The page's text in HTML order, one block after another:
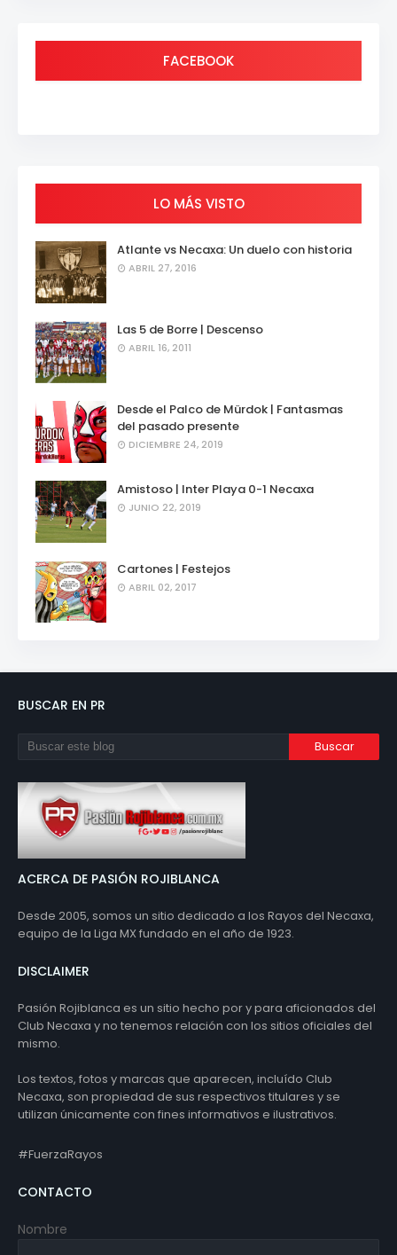
FACEBOOK
LO MÁS VISTO
Atlante vs Necaxa: Un duelo con historia
ABRIL 27, 2016
Las 5 de Borre | Descenso
ABRIL 16, 2011
Desde el Palco de Mürdok | Fantasmas
del pasado presente
DICIEMBRE 24, 2019
Amistoso | Inter Playa 0-1 Necaxa
JUNIO 22, 2019
Cartones | Festejos
ABRIL 02, 2017
BUSCAR EN PR
ACERCA DE PASIÓN ROJIBLANCA
Desde 2005, somos un sitio dedicado a los Rayos del Necaxa,
equipo de la Liga MX fundado en el año de 1923.
DISCLAIMER
Pasión Rojiblanca es un sitio hecho por y para aficionados del
Club Necaxa y no tenemos relación con los sitios oficiales del
mismo.
Los textos, fotos y marcas que aparecen, incluído Club
Necaxa, son propiedad de sus respectivos titulares y se
utilizan únicamente con fines informativos e ilustrativos.
#FuerzaRayos
CONTACTO
Nombre